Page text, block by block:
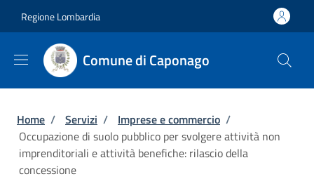
Regione Lombardia
Comune di Caponago
Briciole di pane
Home / Servizi / Imprese e commercio /
Occupazione di suolo pubblico per svolgere attività non
imprenditoriali e attività benefiche: rilascio della
concessione